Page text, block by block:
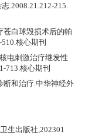
.2008.21.212-215.
苍白球毁损术后的帕
核心期刊
电刺激治疗继发性
713.核心期刊
断和治疗.中华神经外
生出版社,202301